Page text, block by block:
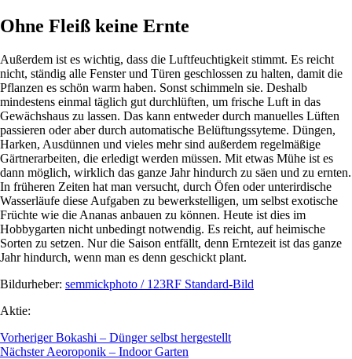
Ohne Fleiß keine Ernte
Außerdem ist es wichtig, dass die Luftfeuchtigkeit stimmt. Es reicht
nicht, ständig alle Fenster und Türen geschlossen zu halten, damit die
Pflanzen es schön warm haben. Sonst schimmeln sie. Deshalb
mindestens einmal täglich gut durchlüften, um frische Luft in das
Gewächshaus zu lassen. Das kann entweder durch manuelles Lüften
passieren oder aber durch automatische Belüftungssyteme. Düngen,
Harken, Ausdünnen und vieles mehr sind außerdem regelmäßige
Gärtnerarbeiten, die erledigt werden müssen. Mit etwas Mühe ist es
dann möglich, wirklich das ganze Jahr hindurch zu säen und zu ernten.
In früheren Zeiten hat man versucht, durch Öfen oder unterirdische
Wasserläufe diese Aufgaben zu bewerkstelligen, um selbst exotische
Früchte wie die Ananas anbauen zu können. Heute ist dies im
Hobbygarten nicht unbedingt notwendig. Es reicht, auf heimische
Sorten zu setzen. Nur die Saison entfällt, denn Erntezeit ist das ganze
Jahr hindurch, wenn man es denn geschickt plant.
Bildurheber: semmickphoto / 123RF Standard-Bild
Aktie:
Vorheriger Bokashi – Dünger selbst hergestellt
Nächster Aeoroponik – Indoor Garten